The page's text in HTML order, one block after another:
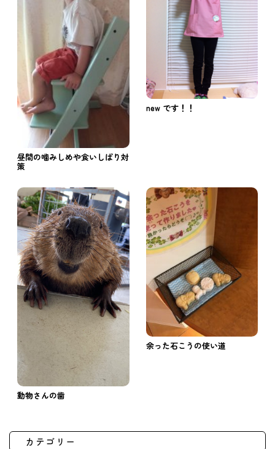
昼間の噛みしめや食いしばり対
策
new です！！
動物さんの歯
余った石こうの使い道
カテゴリー